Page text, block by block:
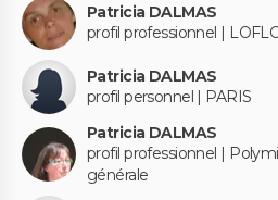
Patricia DALMAS
profil professionnel |
Patricia DALMAS
profil personnel | PARIS
Patricia DALMAS
profil professionnel |
générale